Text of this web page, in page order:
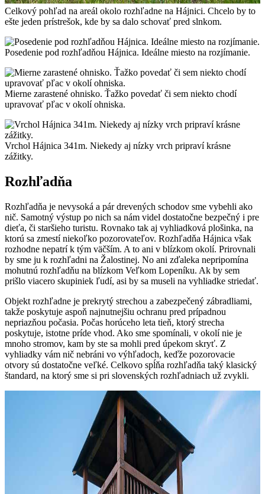
Celkový pohľad na areál okolo rozhľadne na Hájnici. Chcelo by to
ešte jeden prístrešok, kde by sa dalo schovať pred slnkom.
Posedenie pod rozhľadňou Hájnica. Ideálne miesto na rozjímanie.
Mierne zarastené ohnisko. Ťažko povedať či sem niekto chodí
upravovať pľac v okolí ohniska.
Vrchol Hájnica 341m. Niekedy aj nízky vrch pripraví krásne
zážitky.
Rozhľadňa
Rozhľadňa je nevysoká a pár drevených schodov sme vybehli ako
nič. Samotný výstup po nich sa nám videl dostatočne bezpečný i pre
dieťa, či staršieho turistu. Rovnako tak aj vyhliadková plošinka, na
ktorú sa zmestí niekoľko pozorovateľov. Rozhľadňa Hájnica však
rozhodne nepatrí k tým väčším. A to ani v blízkom okolí. Prirovnali
by sme ju k rozhľadni na Žalostinej. No ani zďaleka nepripomína
mohutnú rozhľadňu na blízkom Veľkom Lopeníku. Ak by sem
prišlo viacero skupiniek ľudí, asi by sa museli na vyhliadke striedať.
Objekt rozhľadne je prekrytý strechou a zabezpečený zábradliami,
takže poskytuje aspoň najnutnejšiu ochranu pred prípadnou
nepriazňou počasia. Počas horúceho leta tieň, ktorý strecha
poskytuje, istotne príde vhod. Ako sme spomínali, v okolí nie je
mnoho stromov, kam by ste sa mohli pred úpekom skryť. Z
vyhliadky vám nič nebráni vo výhľadoch, keďže pozorovacie
otvory sú dostatočne veľké. Celkovo spĺňa rozhľadňa taký klasický
štandard, na ktorý sme si pri slovenských rozhľadniach už zvykli.